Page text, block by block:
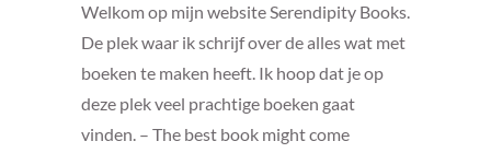
Welkom op mijn website Serendipity Books.
De plek waar ik schrijf over de alles wat met
boeken te maken heeft. Ik hoop dat je op
deze plek veel prachtige boeken gaat
vinden. – The best book might come